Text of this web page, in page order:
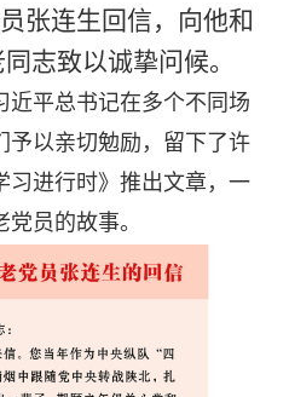
张连生回信，向他和
志致以诚挚问候。
近平总书记在多个不同场
予以亲切勉励，留下了许
习进行时》推出文章，一
员的故事。